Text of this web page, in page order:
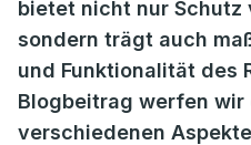
bietet nicht nur Schutz
sondern trägt auch
und Funktionalität des
Blogbeitrag werfen
verschiedenen